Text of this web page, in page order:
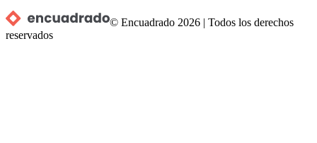
© Encuadrado 2026 |Todos los derechos
reservados